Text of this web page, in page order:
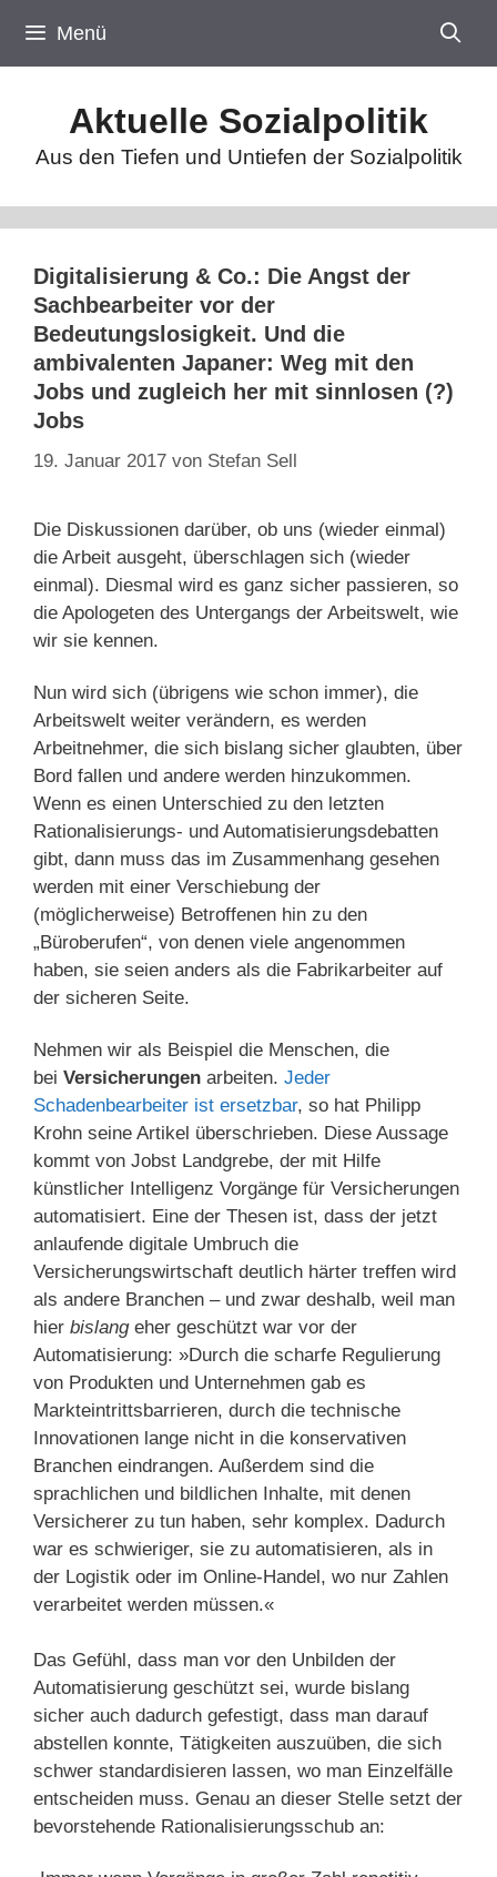
Inhalt
springen
Menü
Aktuelle Sozialpolitik
Aus den Tiefen und Untiefen der Sozialpolitik
Digitalisierung & Co.: Die Angst der
Sachbearbeiter vor der
Bedeutungslosigkeit. Und die
ambivalenten Japaner: Weg mit den
Jobs und zugleich her mit sinnlosen (?)
Jobs
19. Januar 2017 von Stefan Sell
Die Diskussionen darüber, ob uns (wieder einmal)
die Arbeit ausgeht, überschlagen sich (wieder
einmal). Diesmal wird es ganz sicher passieren, so
die Apologeten des Untergangs der Arbeitswelt, wie
wir sie kennen.
Nun wird sich (übrigens wie schon immer), die
Arbeitswelt weiter verändern, es werden
Arbeitnehmer, die sich bislang sicher glaubten, über
Bord fallen und andere werden hinzukommen.
Wenn es einen Unterschied zu den letzten
Rationalisierungs- und Automatisierungsdebatten
gibt, dann muss das im Zusammenhang gesehen
werden mit einer Verschiebung der
(möglicherweise) Betroffenen hin zu den
„Büroberufen“, von denen viele angenommen
haben, sie seien anders als die Fabrikarbeiter auf
der sicheren Seite.
Nehmen wir als Beispiel die Menschen, die
bei Versicherungen arbeiten. Jeder
Schadenbearbeiter ist ersetzbar, so hat Philipp
Krohn seine Artikel überschrieben. Diese Aussage
kommt von Jobst Landgrebe, der mit Hilfe
künstlicher Intelligenz Vorgänge für Versicherungen
automatisiert. Eine der Thesen ist, dass der jetzt
anlaufende digitale Umbruch die
Versicherungswirtschaft deutlich härter treffen wird
als andere Branchen – und zwar deshalb, weil man
hier bislangeher geschützt war vor der
Automatisierung: »Durch die scharfe Regulierung
von Produkten und Unternehmen gab es
Markteintrittsbarrieren, durch die technische
Innovationen lange nicht in die konservativen
Branchen eindrangen. Außerdem sind die
sprachlichen und bildlichen Inhalte, mit denen
Versicherer zu tun haben, sehr komplex. Dadurch
war es schwieriger, sie zu automatisieren, als in
der Logistik oder im Online-Handel, wo nur Zahlen
verarbeitet werden müssen.«
Das Gefühl, dass man vor den Unbilden der
Automatisierung geschützt sei, wurde bislang
sicher auch dadurch gefestigt, dass man darauf
abstellen konnte, Tätigkeiten auszuüben, die sich
schwer standardisieren lassen, wo man Einzelfälle
entscheiden muss. Genau an dieser Stelle setzt der
bevorstehende Rationalisierungsschub an: